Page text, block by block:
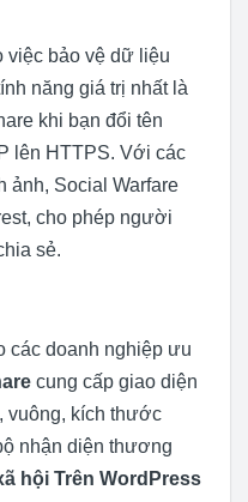
việc bảo vệ dữ liệu
năng giá trị nhất là
khi bạn đổi tên
lên HTTPS. Với các
ảnh, Social Warfare
cho phép người
sẻ.
các doanh nghiệp ưu
cung cấp giao diện
vuông, kích thước
nhận diện thương
hội Trên WordPress